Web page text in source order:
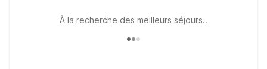
À la recherche des meilleurs séjours..